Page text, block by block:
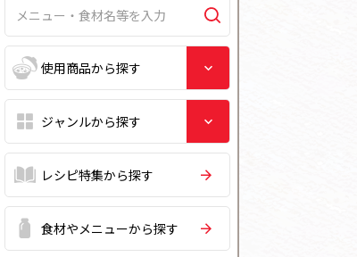
レシピ特集から探す
食材やメニューから探す